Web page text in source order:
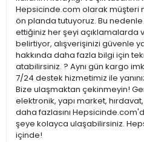
Hepsicinde.com olarak müşteri
ön planda tutuyoruz. Bu
ettiğiniz her şeyi açıklamalarda
belirtiyor, alışverişinizi güvenle
hakkında daha fazla bilgi için
atabilirsiniz. ? Aynı gün kargo
7/24 destek hizmetimiz ile
Bize ulaşmaktan çekinmeyin!
elektronik, yapı market,
daha fazlasını
şeye kolayca ulaşabilirsiniz.
içinde!